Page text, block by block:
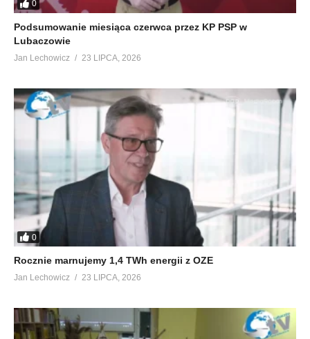
0
Podsumowanie miesiąca czerwca przez KP PSP w
Lubaczowie
Jan Lechowicz 23 LIPCA, 2026
0
Rocznie marnujemy 1,4 TWh energii z OZE
Jan Lechowicz 23 LIPCA, 2026